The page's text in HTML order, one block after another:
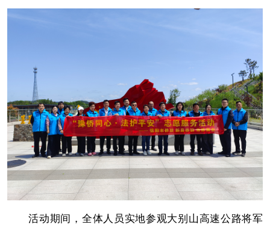
活动期间，全体人员实地参观大别山高速公路将军